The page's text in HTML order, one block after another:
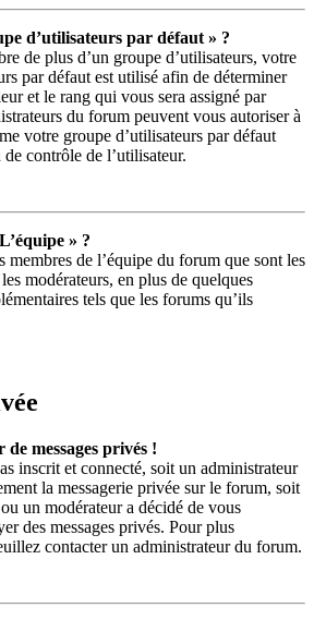
d’utilisateurs par défaut » ?
de plus d’un groupe d’utilisateurs, votre
par défaut est utilisé afin de déterminer
et le rang qui vous sera assigné par
du forum peuvent vous autoriser à
votre groupe d’utilisateurs par défaut
contrôle de l’utilisateur.
» ?
membres de l’équipe du forum que sont les
modérateurs, en plus de quelques
tels que les forums qu’ils
de messages privés !
inscrit et connecté, soit un administrateur
la messagerie privée sur le forum, soit
un modérateur a décidé de vous
des messages privés. Pour plus
contacter un administrateur du forum.